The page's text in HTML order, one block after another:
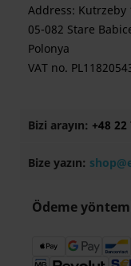
Address: Kutrzeby
05-082 Stare
Polonya
VAT no.
Bizi arayın: +48 22
Bize yazın:
Ödeme